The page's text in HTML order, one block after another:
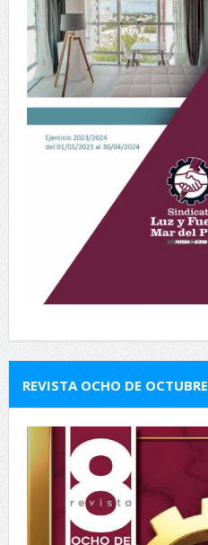
REVISTA OCHO DE OCTUBRE